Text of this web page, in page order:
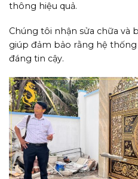
thông hiệu quả.
Chúng tôi nhận sửa chữa và
giúp đảm bảo rằng hệ
đáng tin cậy.